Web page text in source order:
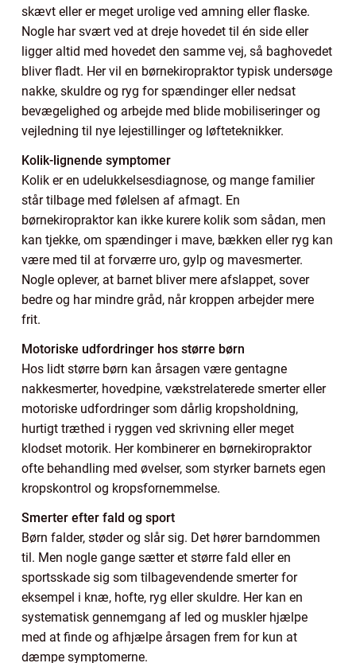
skævt eller er meget urolige ved amning eller flaske.
Nogle har svært ved at dreje hovedet til én side eller
ligger altid med hovedet den samme vej, så baghovedet
bliver fladt. Her vil en børnekiropraktor typisk undersøge
nakke, skuldre og ryg for spændinger eller nedsat
bevægelighed og arbejde med blide mobiliseringer og
vejledning til nye lejestillinger og løfteteknikker.
Kolik-lignende symptomer
Kolik er en udelukkelsesdiagnose, og mange familier
står tilbage med følelsen af afmagt. En
børnekiropraktor kan ikke kurere kolik som sådan, men
kan tjekke, om spændinger i mave, bækken eller ryg kan
være med til at forværre uro, gylp og mavesmerter.
Nogle oplever, at barnet bliver mere afslappet, sover
bedre og har mindre gråd, når kroppen arbejder mere
frit.
Motoriske udfordringer hos større børn
Hos lidt større børn kan årsagen være gentagne
nakkesmerter, hovedpine, vækstrelaterede smerter eller
motoriske udfordringer som dårlig kropsholdning,
hurtigt træthed i ryggen ved skrivning eller meget
klodset motorik. Her kombinerer en børnekiropraktor
ofte behandling med øvelser, som styrker barnets egen
kropskontrol og kropsfornemmelse.
Smerter efter fald og sport
Børn falder, støder og slår sig. Det hører barndommen
til. Men nogle gange sætter et større fald eller en
sportsskade sig som tilbagevendende smerter for
eksempel i knæ, hofte, ryg eller skuldre. Her kan en
systematisk gennemgang af led og muskler hjælpe
med at finde og afhjælpe årsagen frem for kun at
dæmpe symptomerne.